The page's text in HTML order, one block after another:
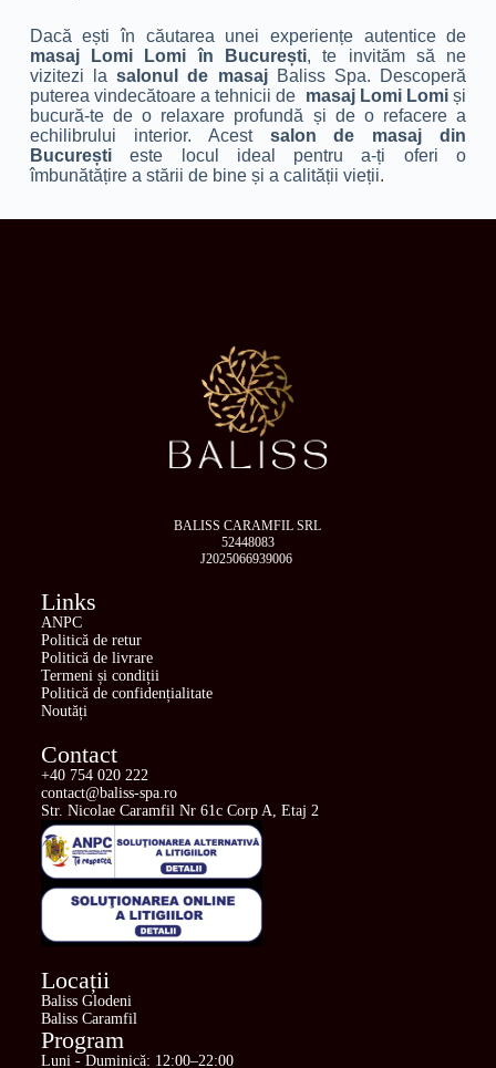
Dacă ești în căutarea unei experiențe autentice de
masaj Lomi Lomi în București, te invităm să ne
vizitezi lasalonul de masajBaliss Spa. Descoperă
puterea vindecătoare a tehnicii de masaj Lomi Lomiși
bucură-te de o relaxare profundă și de o refacere a
echilibrului interior. Acest salon de masaj din
Bucureștieste locul ideal pentru a-ți oferi o
îmbunătățire a stării de bine și a calității vieții.
BALISS CARAMFIL SRL
52448083
J2025066939006
Links
ANPC
Politică de retur
Politică de livrare
Termeni și condiții
Politică de confidențialitate
Noutăți
Contact
+40 754 020 222
contact@baliss-spa.ro
Str. Nicolae Caramfil Nr 61c Corp A, Etaj 2
Locații
Baliss Glodeni
Baliss Caramfil
Program
Luni - Duminică: 12:00–22:00